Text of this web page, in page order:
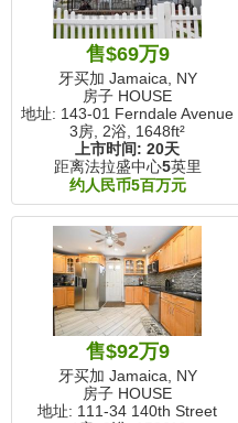
售$69万9
牙买加 Jamaica, NY
房子 HOUSE
地址: 143-01 Ferndale Avenue
3房, 2浴, 1648ft²
上市时间: 20天
距离法拉盛中心5英里
约人民币5百万元
售$92万9
牙买加 Jamaica, NY
房子 HOUSE
地址: 111-34 140th Street